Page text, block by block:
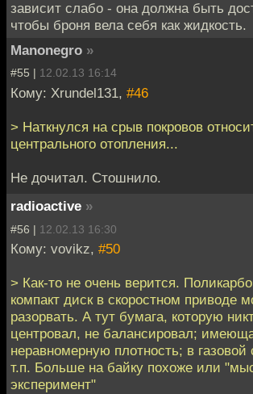
зависит слабо - она должна быть
чтобы броня вела себя как жидкость.
Manonegro »
#55 | 12.02.13 16:14
Кому: Xrundel131, #46
> Наткнулся на срыв покровов
центрального отопления...
Не дочитал. Стошнило.
radioactive »
#56 | 12.02.13 16:30
Кому: vovikz, #50
> Как-то не очень верится.
компакт диск в скоростном приводе
разорвать. А тут бумага, которую
центровал, не балансировал;
неравномерную плотность; в газовой
т.п. Больше на байку похоже или
эксперимент"